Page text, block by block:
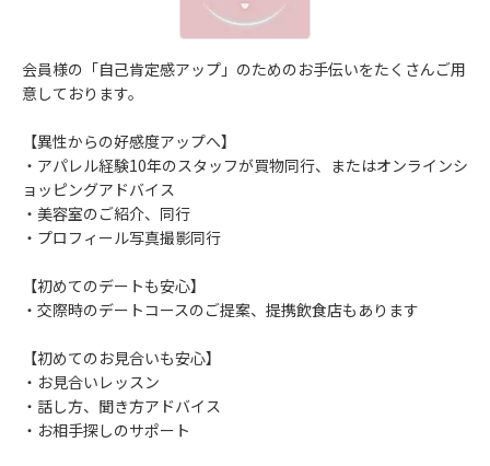
会員様の「自己肯定感アップ」のためのお手伝いをたくさんご用
意しております。
【異性からの好感度アップへ】
・アパレル経験10年のスタッフが買物同行、またはオンラインシ
ョッピングアドバイス
・美容室のご紹介、同行
・プロフィール写真撮影同行
【初めてのデートも安心】
・交際時のデートコースのご提案、提携飲食店もあります
【初めてのお見合いも安心】
・お見合いレッスン
・話し方、聞き方アドバイス
・お相手探しのサポート